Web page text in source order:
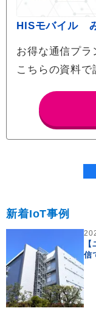
HISモバイル
お得な通信プラ
こちらの資料で
新着IoT事例
信